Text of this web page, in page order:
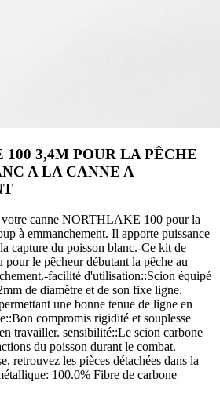
3,4M POUR LA PÊCHE
A LA CANNE A
canne NORTHLAKE 100 pour la
à emmanchement. Il apporte puissance
capture du poisson blanc.-Ce kit de
pour le pêcheur débutant la pêche au
facilité d'utilisation::Scion équipé
de diamètre et de son fixe ligne.
une bonne tenue de ligne en
compromis rigidité et souplesse
travailler. sensibilité::Le scion carbone
du poisson durant le combat.
retrouvez les pièces détachées dans la
100.0% Fibre de carbone